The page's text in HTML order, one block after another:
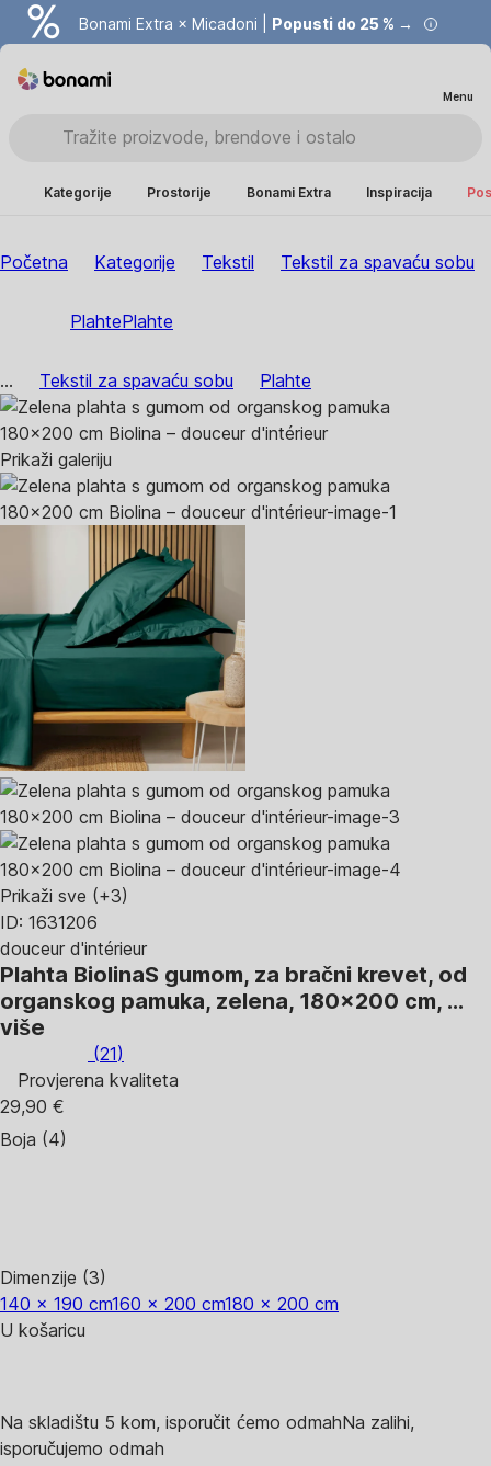
Bonami Extra × Micadoni | Popusti do 25 % →
Menu
Kategorije Prostorije Bonami Extra Inspiracija
Početna Kategorije Tekstil Tekstil za spavaću sobu
PlahtePlahte
... Tekstil za spavaću sobu Plahte
Prikaži galeriju
Prikaži sve (+3)
ID: 1631206
douceur d'intérieur
Plahta BiolinaS gumom, za bračni krevet, od
organskog pamuka, zelena, 180x200 cm, …
više
(21)
Provjerena kvaliteta
29,90 €
Boja (4)
Dimenzije (3)
140 x 190 cm160 x 200 cm180 x 200 cm
U košaricu
Na skladištu 5 kom, isporučit ćemo odmahNa zalihi,
isporučujemo odmah